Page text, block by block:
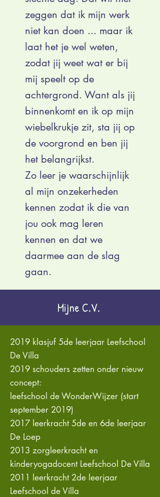
zeggen dat ik mijn werk
niet kan doen ... maar ik
laat het je wel weten,
zodat jij weet wat er bij
mij speelt op de
achtergrond. Want als jij
binnenkomt en ik op mijn
wiebelkrukje zit, sta jij op
de voorgrond en ben jij
het belangrijkst.
Zo leer je waarschijnlijk
al mijn onzekerheden
kennen zodat ik die van
jou ook mag leren
kennen en dat we
daarmee aan de slag
gaan.
Mijne C.V.
2019 klasjuf 5de leerjaar Leefschool
De Villa
2019 schouders zetten onder nieuw
concept:
leefschool de WonderWijzer (start
september 2019)
2017 leerkracht 5de en 6de leerjaar
De Loep
2013 zorgleerkracht en
kinderyogadocent Leefschool De Villa
2011 leerkracht 2de leerjaar
Leefschool de Villa